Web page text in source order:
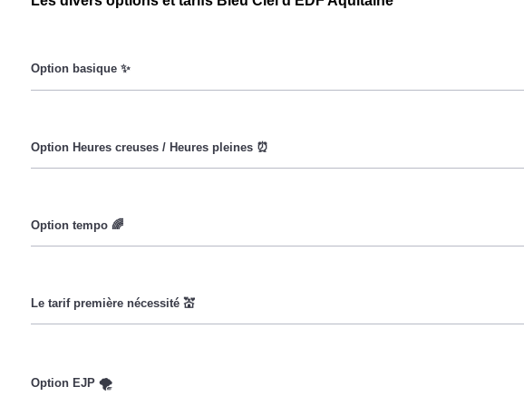
réduire sa facture d'électricité en faisant attention à sa consommation en à